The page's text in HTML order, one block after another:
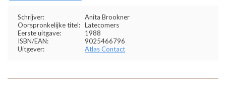
Schrijver:
Anita Brookner
Oorspronkelijke titel: Latecomers
Eerste uitgave:
1988
ISBN/EAN:
9025466796
Uitgever:
Atlas Contact